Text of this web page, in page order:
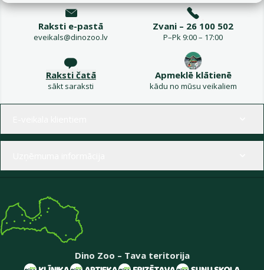
Raksti e-pastā
eveikals@dinozoo.lv
Zvani – 26 100 502
P–Pk 9:00 – 17:00
Raksti čatā
sākt saraksti
Apmeklē klātienē
kādu no mūsu veikaliem
Dino Zoo – Tava teritorija